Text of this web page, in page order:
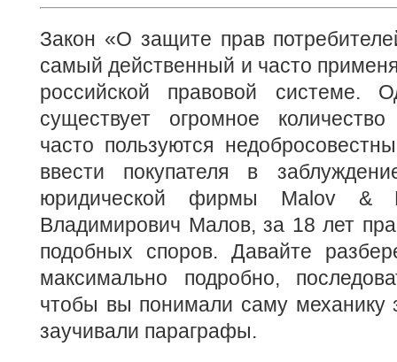
Закон «О защите прав
самый действенный и часто
российской правовой системе.
существует огромное
часто пользуются
ввести покупателя в
юридической фирмы Malov &
Владимирович Малов, за 18 лет
подобных споров. Давайте
максимально подробно,
чтобы вы понимали саму механику
заучивали параграфы.